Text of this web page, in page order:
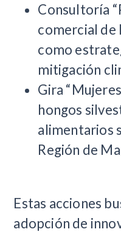
Consultoría
comercial de
como
mitigación
Gira
hongos
alimentarios
Región de
Estas acciones
adopción de